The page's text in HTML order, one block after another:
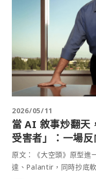
2026/05/11
當 AI 敘事炒翻天
受害者」：一場
原文：《大空頭》原型進
達、Palantir，同時抄底